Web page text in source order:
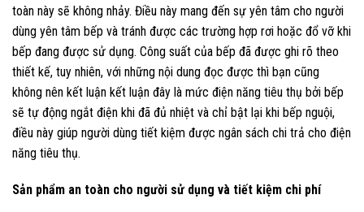
toàn này sẽ không nhảy. Điều này mang đến sự yên tâm cho người
dùng yên tâm bếp và tránh được các trường hợp rơi hoặc đổ vỡ khi
bếp đang được sử dụng. Công suất của bếp đã được ghi rõ theo
thiết kế, tuy nhiên, với những nội dung đọc được thì bạn cũng
không nên kết luận kết luận đây là mức điện năng tiêu thụ bởi bếp
sẽ tự động ngắt điện khi đã đủ nhiệt và chỉ bật lại khi bếp nguội,
điều này giúp người dùng tiết kiệm được ngân sách chi trả cho điện
năng tiêu thụ.
Sản phẩm an toàn cho người sử dụng và tiết kiệm chi phí